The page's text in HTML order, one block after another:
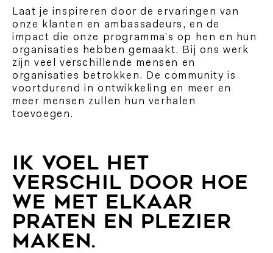
Laat je inspireren door de ervaringen van
onze klanten en ambassadeurs, en de
impact die onze programma’s op hen en hun
organisaties hebben gemaakt. Bij ons werk
zijn veel verschillende mensen en
organisaties betrokken. De community is
voortdurend in ontwikkeling en meer en
meer mensen zullen hun verhalen
toevoegen.
IK VOEL HET
VERSCHIL DOOR HOE
WE MET ELKAAR
PRATEN EN PLEZIER
MAKEN.